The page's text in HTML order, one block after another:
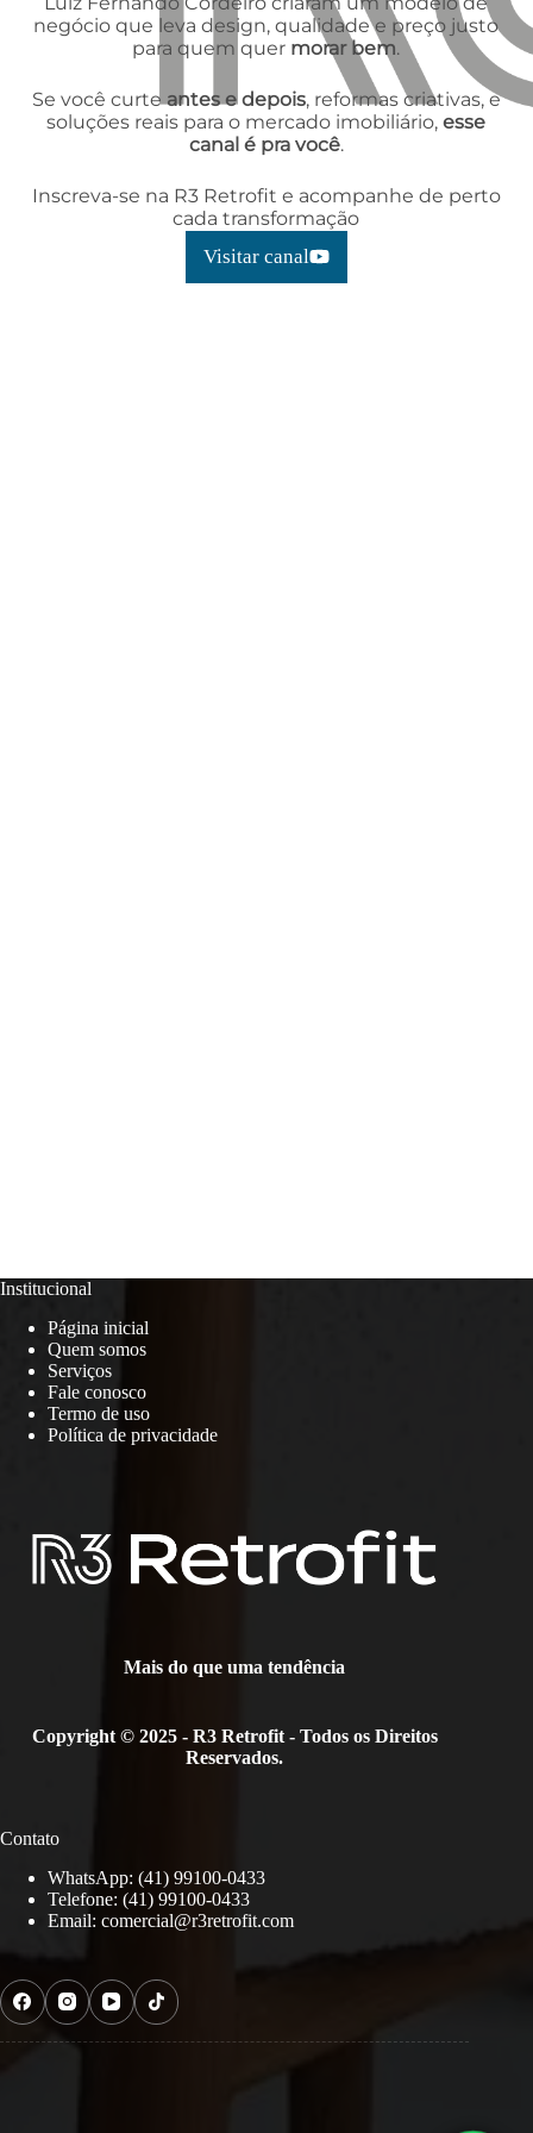
negócio que leva design, qualidade e preço justo
para quem quer morar bem.
Se você curteantes e depois, reformas criativas, e
soluções reais para o mercado imobiliário,esse
canal é pra você.
Inscreva-se na R3 Retrofit e acompanhe de perto
cada transformação
Visitar canal
Institucional
Página inicial
Quem somos
Serviços
Fale conosco
Termo de uso
Política de privacidade
Mais do que uma tendência
Copyright © 2025 - R3 Retrofit - Todos os Direitos
Reservados.
Contato
WhatsApp: (41) 99100-0433
Telefone: (41) 99100-0433
Email: comercial@r3retrofit.com